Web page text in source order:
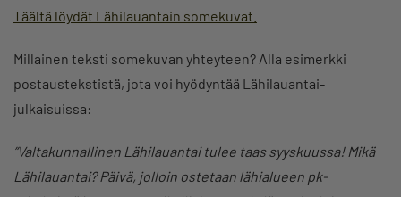
Täältä löydät Lähilauantain somekuvat.
Millainen teksti somekuvan yhteyteen? Alla esimerkki
postaustekstistä, jota voi hyödyntää Lähilauantai-
julkaisuissa:
”Valtakunnallinen Lähilauantai tulee taas syyskuussa! Mikä
Lähilauantai? Päivä, jolloin ostetaan lähialueen pk-